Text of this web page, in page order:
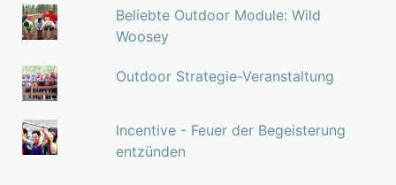
Beliebte Outdoor Module: Wild
Woosey
Outdoor Strategie-Veranstaltung
Incentive - Feuer der Begeisterung
entzünden